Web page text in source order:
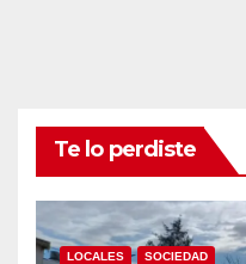
Te lo perdiste
LOCALES SOCIEDAD